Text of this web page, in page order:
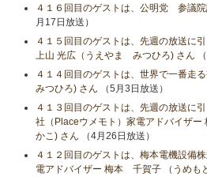
４１６回目のゲストは、公明党 参議
月17日放送）
４１５回目のゲストは、先週の放送に
上山 光広（うえやま みつひろ) さん
４１４回目のゲストは、世界で一番走
みつひろ) さん （5月3日放送）
４１３回目のゲストは、先週の放送に
社（Placeウメモト）家電アドバイザ
かこ) さん （4月26日放送）
４１２回目のゲストは、梅本電機設備
電アドバイザー 梅本 千賀子 （うめ